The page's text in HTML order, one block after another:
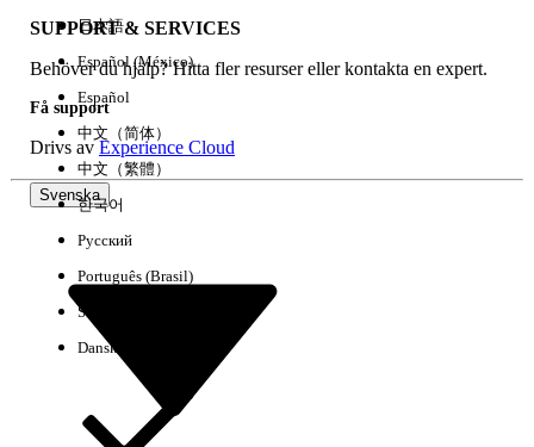
Rensa alla Klart
SUPPORT & SERVICES
Behöver du hjälp? Hitta fler resurser eller kontakta en expert.
Få support
Drivs avExperience Cloud
Svenska
日本語
Español (México)
Español
中文（简体）
中文（繁體）
한국어
Русский
Português (Brasil)
Suomi
Dansk